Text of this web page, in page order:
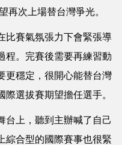
再次上場替台灣爭光。
賽氣氛張力下會緊張導
程。完賽後需要再練習動
更穩定，很開心能替台灣
選拔賽期望擔任選手。
上，聽到主辦喊了自己
綜合型的國際賽事也很緊